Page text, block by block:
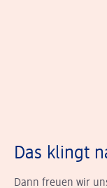
Das klingt
Dann freuen wir